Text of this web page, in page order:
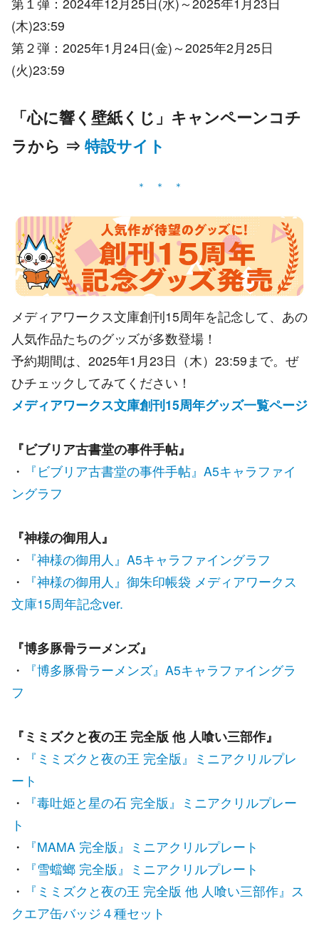
(木)23:59
第２弾：2025年1月24日(金)～2025年2月25日
(火)23:59
「心に響く壁紙くじ」キャンペーンコチ
ラから ⇒ 特設サイト
メディアワークス文庫創刊15周年を記念して、あの
人気作品たちのグッズが多数登場！
予約期間は、2025年1月23日（木）23:59まで。ぜ
ひチェックしてみてください！
メディアワークス文庫創刊15周年グッズ一覧ページ
『ビブリア古書堂の事件手帖』
・
『ビブリア古書堂の事件手帖』A5キャラファイ
ングラフ
『神様の御用人』
・
『神様の御用人』A5キャラファイングラフ
・
『神様の御用人』御朱印帳袋 メディアワークス
文庫15周年記念ver.
『博多豚骨ラーメンズ』
・
『博多豚骨ラーメンズ』A5キャラファイングラ
フ
『ミミズクと夜の王 完全版 他 人喰い三部作』
・
『ミミズクと夜の王 完全版』ミニアクリルプレ
ート
・
『毒吐姫と星の石 完全版』ミニアクリルプレー
ト
・
『MAMA 完全版』ミニアクリルプレート
・
『雪蟷螂 完全版』ミニアクリルプレート
・
『ミミズクと夜の王 完全版 他 人喰い三部作』ス
クエア缶バッジ４種セット